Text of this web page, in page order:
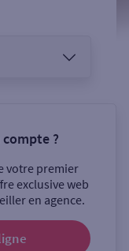
?
votre premier
exclusive web
en agence.